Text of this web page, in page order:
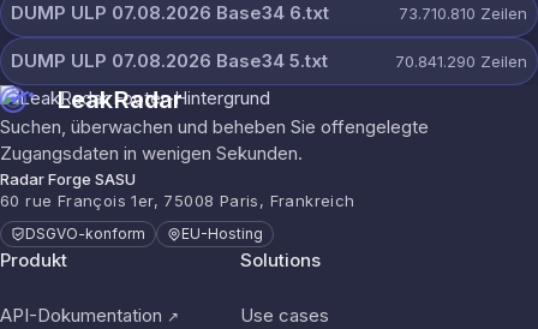
DUMP ULP 07.08.2026 Base34 6.txt 73.710.810 Zeilen
DUMP ULP 07.08.2026 Base34 5.txt 70.841.290 Zeilen
LeakRadar
Suchen, überwachen und beheben Sie offengelegte
Zugangsdaten in wenigen Sekunden.
Radar Forge SASU
60 rue François 1er, 75008 Paris, Frankreich
DSGVO-konform EU-Hosting
Produkt
API-Dokumentation ↗
Solutions
Use cases